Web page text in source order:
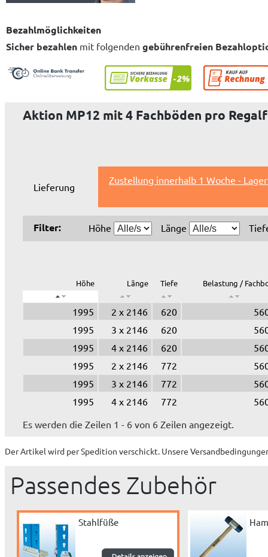
Bezahlmöglichkeiten
Sicher bezahlen mit folgenden gebührenfreien
Aktion MP12 mit 4 Fachböden pro
Lieferung
Zustellung innerhalb 1 Woche -
Filter: Höhe Länge
Höhe Länge Tiefe Belastung /
1995 2 x 2146 620
1995
3 x 2146 620
1995
4 x 2146 620
1995
2 x 2146 772
1995
3 x 2146 772
1995
4 x 2146 772
Es werden die Zeilen 1 - 6 von 6 Zeilen angezeigt.
Der Artikel wird per Spedition verschickt. Unsere
Passendes Zubehör
Stahlfüße